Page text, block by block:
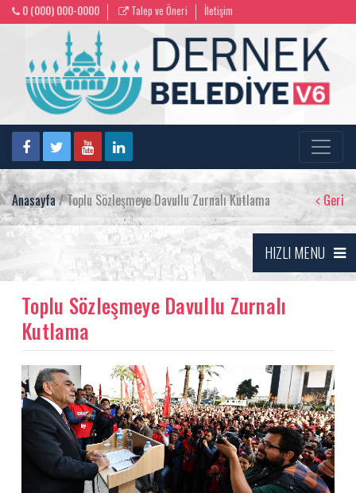
0 (000) 000-0000 Talep ve Öneri İletişim
Anasayfa/ Toplu Sözleşmeye Davullu Zurnalı Kutlama Geri
HIZLI MENU
Toplu Sözleşmeye Davullu Zurnalı
Kutlama